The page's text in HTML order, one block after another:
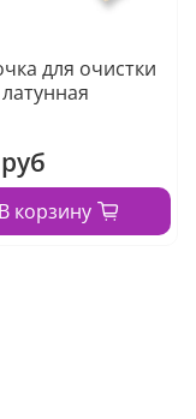
для очистки
В корзину